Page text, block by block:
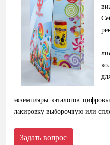
экземпляры каталогов
лакировку выборочную или
Задать вопрос